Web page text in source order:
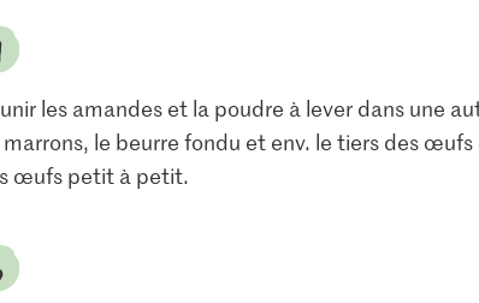
les amandes et la poudre à lever dans une
le beurre fondu et env. le tiers des
œufs petit à petit.